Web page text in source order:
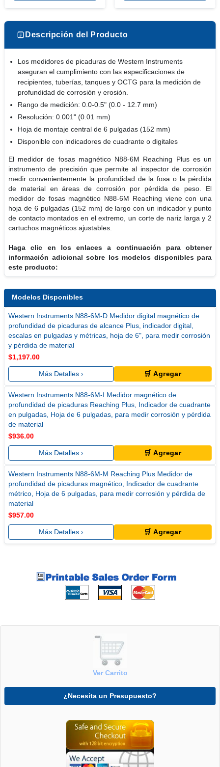
Descripción del Producto
Los medidores de picaduras de Western Instruments
aseguran el cumplimiento con las especificaciones de
recipientes, tuberías, tanques y OCTG para la medición de
profundidad de corrosión y erosión.
Rango de medición: 0.0-0.5" (0.0 - 12.7 mm)
Resolución: 0.001" (0.01 mm)
Hoja de montaje central de 6 pulgadas (152 mm)
Disponible con indicadores de cuadrante o digitales
El medidor de fosas magnético N88-6M Reaching Plus es un
instrumento de precisión que permite al inspector de corrosión
medir convenientemente la profundidad de la fosa o la pérdida
de material en áreas de corrosión por pérdida de peso. El
medidor de fosas magnético N88-6M Reaching viene con una
hoja de 6 pulgadas (152 mm) de largo con un indicador y punto
de contacto montados en el extremo, un corte de nariz larga y 2
cartuchos magnéticos ajustables.
Haga clic en los enlaces a continuación para obtener
información adicional sobre los modelos disponibles para
este producto:
Modelos Disponibles
Western Instruments N88-6M-D Medidor digital magnético de
profundidad de picaduras de alcance Plus, indicador digital,
escalas en pulgadas y métricas, hoja de 6", para medir corrosión
y pérdida de material
$1,197.00
Más Detalles › 🛒 Agregar
Western Instruments N88-6M-I Medidor magnético de
profundidad de picaduras Reaching Plus, Indicador de cuadrante
en pulgadas, Hoja de 6 pulgadas, para medir corrosión y pérdida
de material
$936.00
Más Detalles › 🛒 Agregar
Western Instruments N88-6M-M Reaching Plus Medidor de
profundidad de picaduras magnético, Indicador de cuadrante
métrico, Hoja de 6 pulgadas, para medir corrosión y pérdida de
material
$957.00
Más Detalles › 🛒 Agregar
Ver Carrito
¿Necesita un Presupuesto?